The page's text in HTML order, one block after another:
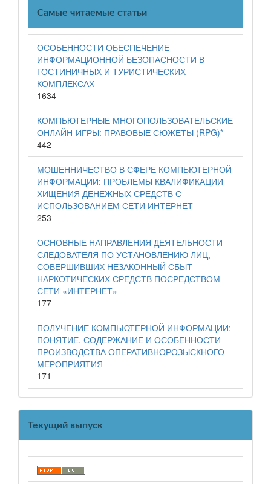
Самые читаемые статьи
ОСОБЕННОСТИ ОБЕСПЕЧЕНИЕ
ИНФОРМАЦИОННОЙ БЕЗОПАСНОСТИ В
ГОСТИНИЧНЫХ И ТУРИСТИЧЕСКИХ
КОМПЛЕКСАХ
1634
КОМПЬЮТЕРНЫЕ МНОГОПОЛЬЗОВАТЕЛЬСКИЕ
ОНЛАЙН-ИГРЫ: ПРАВОВЫЕ СЮЖЕТЫ (RPG)*
442
МОШЕННИЧЕСТВО В СФЕРЕ КОМПЬЮТЕРНОЙ
ИНФОРМАЦИИ: ПРОБЛЕМЫ КВАЛИФИКАЦИИ
ХИЩЕНИЯ ДЕНЕЖНЫХ СРЕДСТВ С
ИСПОЛЬЗОВАНИЕМ СЕТИ ИНТЕРНЕТ
253
ОСНОВНЫЕ НАПРАВЛЕНИЯ ДЕЯТЕЛЬНОСТИ
СЛЕДОВАТЕЛЯ ПО УСТАНОВЛЕНИЮ ЛИЦ,
СОВЕРШИВШИХ НЕЗАКОННЫЙ СБЫТ
НАРКОТИЧЕСКИХ СРЕДСТВ ПОСРЕДСТВОМ
СЕТИ «ИНТЕРНЕТ»
177
ПОЛУЧЕНИЕ КОМПЬЮТЕРНОЙ ИНФОРМАЦИИ:
ПОНЯТИЕ, СОДЕРЖАНИЕ И ОСОБЕННОСТИ
ПРОИЗВОДСТВА ОПЕРАТИВНОРОЗЫСКНОГО
МЕРОПРИЯТИЯ
171
Текущий выпуск